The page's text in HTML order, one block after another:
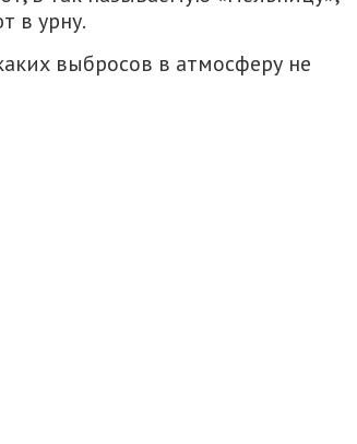
в урну.
выбросов в атмосферу не